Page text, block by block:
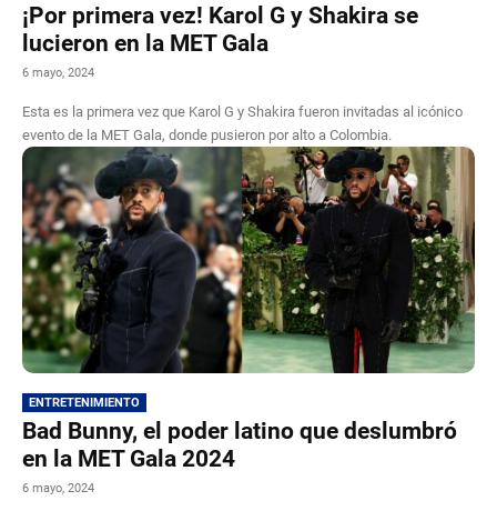
¡Por primera vez! Karol G y Shakira se
lucieron en la MET Gala
6 mayo, 2024
Esta es la primera vez que Karol G y Shakira fueron invitadas al icónico
evento de la MET Gala, donde pusieron por alto a Colombia.
ENTRETENIMIENTO
Bad Bunny, el poder latino que deslumbró
en la MET Gala 2024
6 mayo, 2024